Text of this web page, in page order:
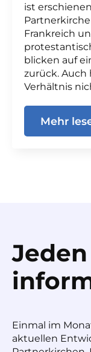
ist
Frankreich
blicken auf
zurück. Auch
Verhältnis
Mehr
Einmal im
aktuellen